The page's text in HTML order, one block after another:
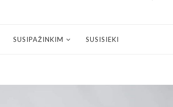
SUSIPAŽINKIM SUSISIEKI